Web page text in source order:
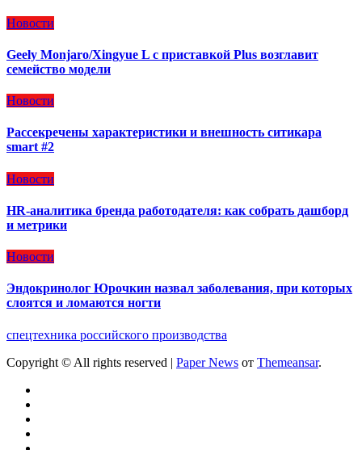
Новости
Geely Monjaro/Xingyue L с приставкой Plus возглавит
семейство модели
Новости
Рассекречены характеристики и внешность ситикара
smart #2
Новости
HR-аналитика бренда работодателя: как собрать дашборд
и метрики
Новости
Эндокринолог Юрочкин назвал заболевания, при которых
слоятся и ломаются ногти
спецтехника российского производства
Copyright © All rights reserved | Paper News от Themeansar.